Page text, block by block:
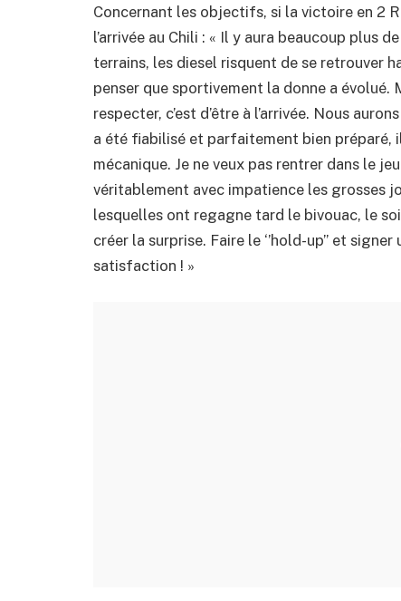
Concernant les objectifs, si la victoire en 2
l’arrivée au Chili : « Il y aura beaucoup plus
terrains, les diesel risquent de se retrouver
penser que sportivement la donne a évolué.
respecter, c’est d’être à l’arrivée. Nous
a été fiabilisé et parfaitement bien
mécanique. Je ne veux pas rentrer dans le
véritablement avec impatience les grosses
lesquelles ont regagne tard le bivouac, le
créer la surprise. Faire le ‘’hold-up’’ et
satisfaction ! »